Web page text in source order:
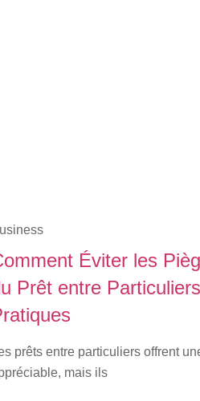
Éviter les
Prêt entre
prêts entre particuliers offrent
mais ils